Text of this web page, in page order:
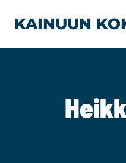
sisältöön
KAINUUN